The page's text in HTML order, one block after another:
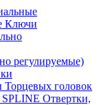
Ключи
регулируемые)
головок
Отвертки,